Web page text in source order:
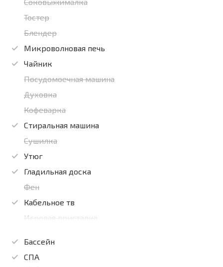
Тостер
Блендер
Микроволновая печь
Чайник
Посудомоечная машина
Духовка
Кофеварка
Стиральная машина
Сушилка
Утюг
Гладильная доска
Фен
Кабельное тв
Игровая приставка
Бассейн
СПА